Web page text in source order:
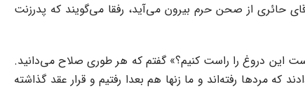
آقای حائری از صحن حرم بیرون می‌آید، رفقا می‌گویند که پدرزنت
این دروغ را راست کنیم؟» گفتم که هر طوری صلاح می‌دانید.
که مردها رفته‌اند و ما زنها هم بعدا رفتیم و قرار عقد گذاشته